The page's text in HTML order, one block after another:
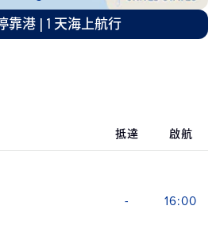
靠港 | 1 天海上航行
抵達 啟航
- 16:00